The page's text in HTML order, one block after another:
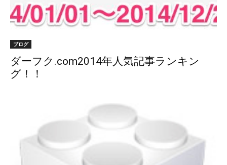
ブログ
ダーフク.com2014年人気記事ランキン
グ！！